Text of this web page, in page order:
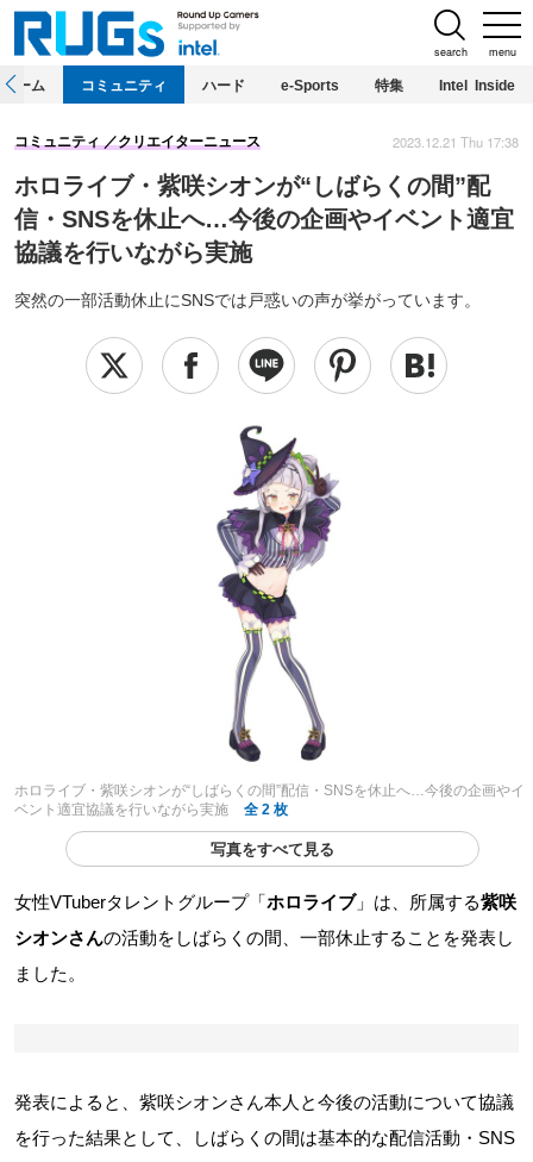
menu
search
ホーム コミュニティ ハード e-Sports 特集 Intel Inside
ホロライブ・紫咲シオンが“しばらくの間”配
信・SNSを休止へ…今後の企画やイベント適宜
協議を行いながら実施
突然の一部活動休止にSNSでは戸惑いの声が挙がっています。
コミュニティ クリエイターニュース 2023.12.21 Thu 17:38
ホロライブ・紫咲シオンが“しばらくの間”配信・SNSを休止へ…今後の企画やイ
ベント適宜協議を行いながら実施
全 2 枚
写真をすべて見る
女性VTuberタレントグループ「ホロライブ」は、所属する紫咲
シオンさんの活動をしばらくの間、一部休止することを発表し
ました。
発表によると、紫咲シオンさん本人と今後の活動について協議
を行った結果として、しばらくの間は基本的な配信活動・SNS